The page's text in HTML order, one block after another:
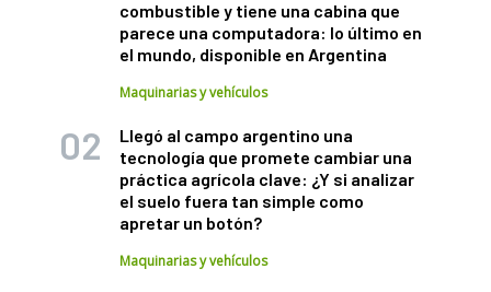
combustible y tiene una cabina que
parece una computadora: lo último en
el mundo, disponible en Argentina
Maquinarias y vehículos
Llegó al campo argentino una
tecnología que promete cambiar una
práctica agrícola clave: ¿Y si analizar
el suelo fuera tan simple como
apretar un botón?
Maquinarias y vehículos